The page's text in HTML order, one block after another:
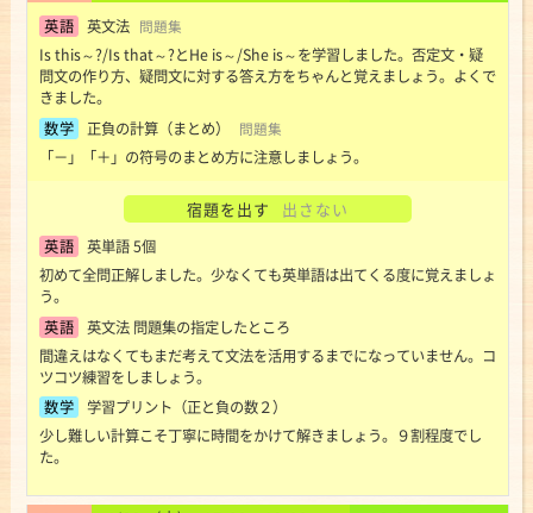
英語 英文法 問題集
Is this～?/Is that～?とHe is～/She is～を学習しました。否定文・疑
問文の作り方、疑問文に対する答え方をちゃんと覚えましょう。よくで
きました。
数学
正負の計算（まとめ）
問題集
「－」「＋」の符号のまとめ方に注意しましょう。
宿題を出す 出さない
英語
英単語 5個
初めて全問正解しました。少なくても英単語は出てくる度に覚えましょ
う。
英語
英文法 問題集の指定したところ
間違えはなくてもまだ考えて文法を活用するまでになっていません。コ
ツコツ練習をしましょう。
数学
学習プリント（正と負の数２）
少し難しい計算こそ丁寧に時間をかけて解きましょう。９割程度でし
た。